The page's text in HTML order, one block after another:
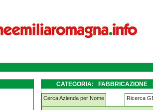
di-isolatori-e-di-pezzi-
CATEGORIA:
FORMIGINE
Cerca Azienda per Nome Ricerca